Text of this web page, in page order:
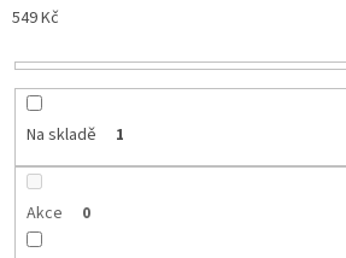
í
r
Abecedně
549Kč
Na skladě 1
Akce 0